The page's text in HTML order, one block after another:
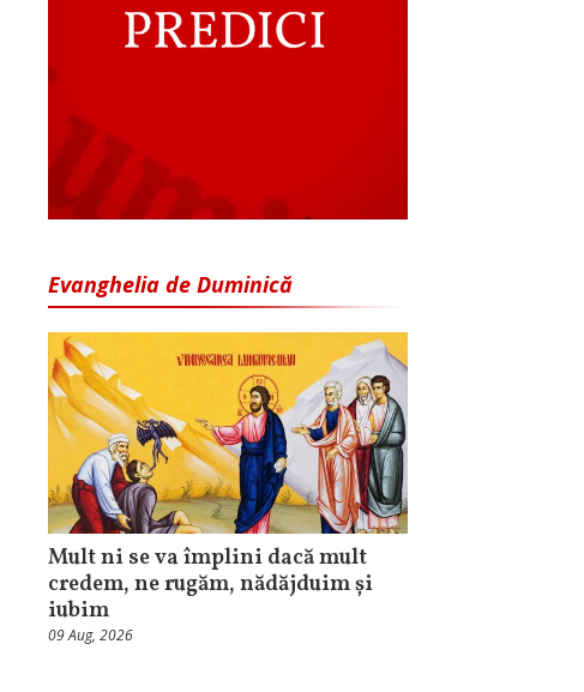
Evanghelia de Duminică
Mult ni se va împlini dacă mult
credem, ne rugăm, nădăjduim și
iubim
09 Aug, 2026